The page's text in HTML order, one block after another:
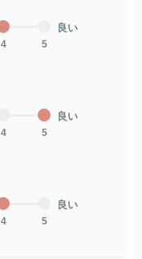
4 5
良い
4 5
良い
4 5
良い